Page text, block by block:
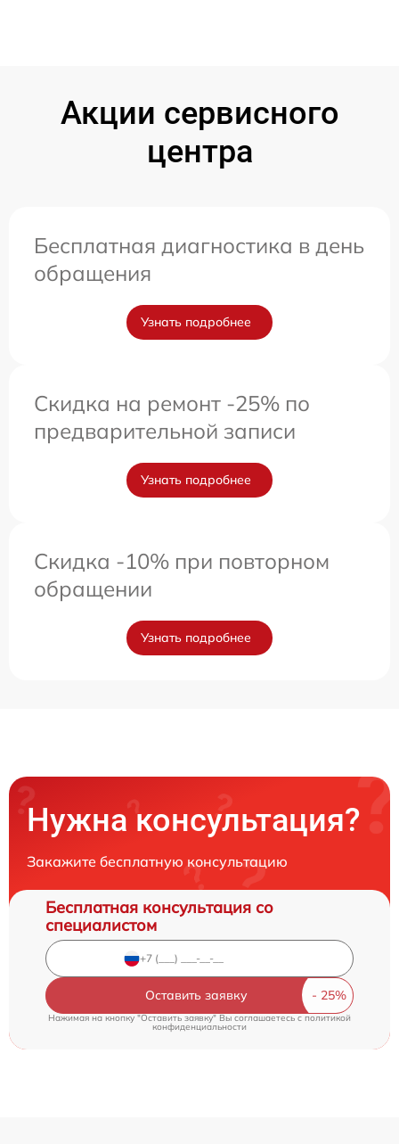
Акции сервисного
центра
Бесплатная диагностика в день
обращения
Узнать подробнее
Скидка на ремонт -25% по
предварительной записи
Узнать подробнее
Скидка -10% при повторном
обращении
Узнать подробнее
Нужна консультация?
Закажите бесплатную консультацию
Бесплатная консультация со
специалистом
Оставить заявку
Нажимая на кнопку "Оставить заявку" Вы соглашаетесь cполитикой
конфиденциальности